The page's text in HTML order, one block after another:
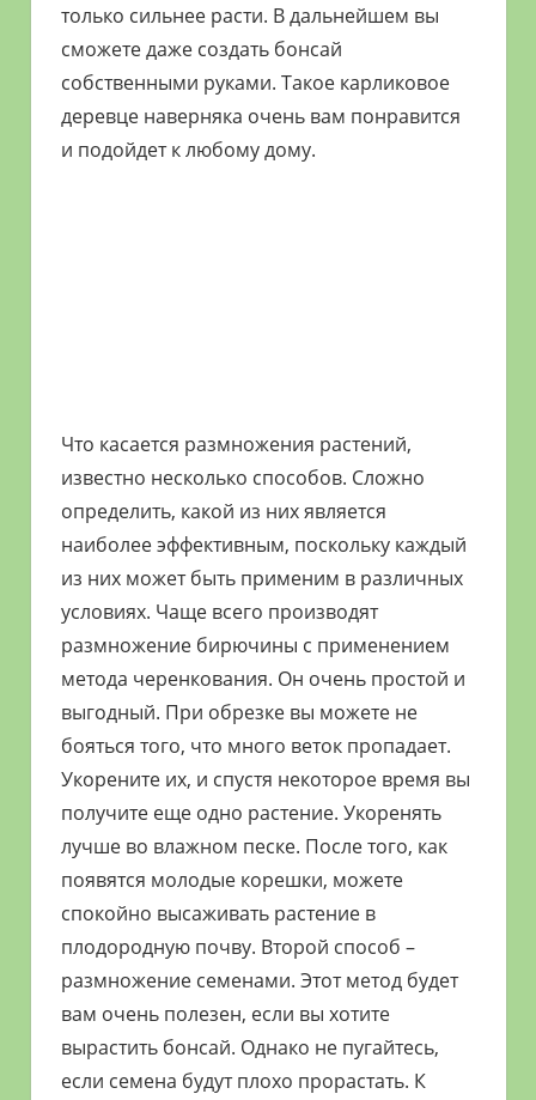
только сильнее расти. В дальнейшем вы
сможете даже создать бонсай
собственными руками. Такое карликовое
деревце наверняка очень вам понравится
и подойдет к любому дому.
Что касается размножения растений,
известно несколько способов. Сложно
определить, какой из них является
наиболее эффективным, поскольку каждый
из них может быть применим в различных
условиях. Чаще всего производят
размножение бирючины с применением
метода черенкования. Он очень простой и
выгодный. При обрезке вы можете не
бояться того, что много веток пропадает.
Укорените их, и спустя некоторое время вы
получите еще одно растение. Укоренять
лучше во влажном песке. После того, как
появятся молодые корешки, можете
спокойно высаживать растение в
плодородную почву. Второй способ –
размножение семенами. Этот метод будет
вам очень полезен, если вы хотите
вырастить бонсай. Однако не пугайтесь,
если семена будут плохо прорастать. К